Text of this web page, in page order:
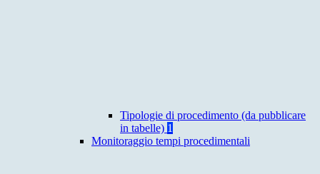
Tipologie di procedimento (da pubblicare
in tabelle) 1
Monitoraggio tempi procedimentali